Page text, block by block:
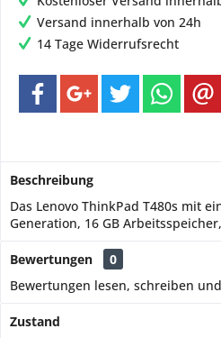
Versand innerhalb von 24h
14 Tage Widerrufsrecht
Beschreibung
Das Lenovo ThinkPad T480s mit
Generation, 16 GB
Bewertungen
0
Bewertungen lesen, schreiben
Zustand